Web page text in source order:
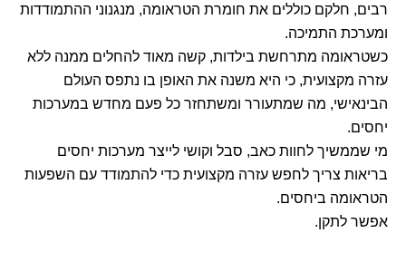
רבים, חלקם כוללים את חומרת הטראומה, מנגנוני ההתמודדות
ומערכת התמיכה.
כשטראומה מתרחשת בילדות, קשה מאוד להחלים ממנה ללא
עזרה מקצועית, כי היא משנה את האופן בו נתפס העולם
הבינאישי, מה שמתעורר ומשתחזר כל פעם מחדש במערכות
יחסים.
מי שממשיך לחוות כאב, סבל וקושי לייצר מערכות יחסים
בריאות צריך לחפש עזרה מקצועית כדי להתמודד עם השפעות
הטראומה ביחסים.
אפשר לתקן.